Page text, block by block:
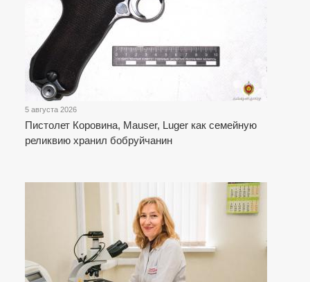
5 августа 2026
Пистолет Коровина, Mauser, Luger как семейную
реликвию хранил бобруйчанин